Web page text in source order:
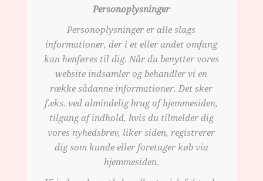
Personoplysninger
Personoplysninger er alle slags
informationer, der i et eller andet omfang
kan henføres til dig. Når du benytter vores
website indsamler og behandler vi en
række sådanne informationer. Det sker
f.eks. ved almindelig brug af hjemmesiden,
tilgang af indhold, hvis du tilmelder dig
vores nyhedsbrev, liker siden, registrerer
dig som kunde eller foretager køb via
hjemmesiden.